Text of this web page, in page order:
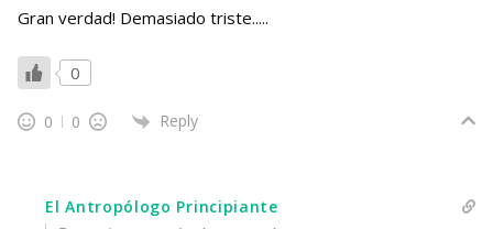
Gran verdad! Demasiado triste.....
0
0 0 Reply
El Antropólogo Principiante